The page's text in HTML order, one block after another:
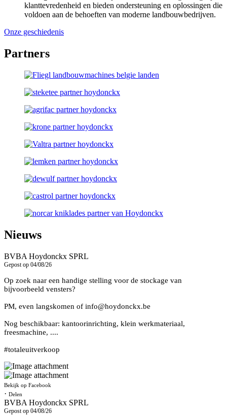
klanttevredenheid en bieden ondersteuning en oplossingen die
voldoen aan de behoeften van moderne landbouwbedrijven.
Onze geschiedenis
Partners
Nieuws
BVBA Hoydonckx SPRL
Gepost op 04/08/26
Op zoek naar een handige stelling voor de stockage van
bijvoorbeeld vensters?
PM, even langskomen of info@hoydonckx.be
Nog beschikbaar: kantoorinrichting, klein werkmateriaal,
freesmachine, ....
#totaleuitverkoop
Bekijk op Facebook
· Delen
BVBA Hoydonckx SPRL
Gepost op 04/08/26